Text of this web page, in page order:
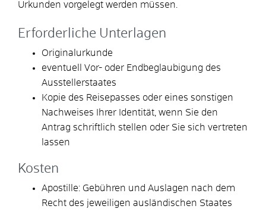
Urkunden vorgelegt werden müssen.
Erforderliche Unterlagen
Originalurkunde
eventuell Vor- oder Endbeglaubigung des
Ausstellerstaates
Kopie des Reisepasses oder eines sonstigen
Nachweises Ihrer Identität, wenn Sie den
Antrag schriftlich stellen oder Sie sich vertreten
lassen
Kosten
Apostille: Gebühren und Auslagen nach dem
Recht des jeweiligen ausländischen Staates